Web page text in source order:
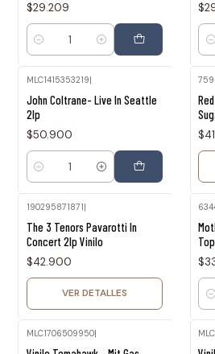
$29.209
Cantidad
MLC1415353219
John Coltrane- Live In Seattle
2lp
$50.900
Cantidad
190295871871|
The 3 Tenors Pavarotti In
Concert 2lp Vinilo
$42.900
VER DETALLES
MLC1706509950|